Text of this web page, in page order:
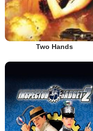
Two Hands